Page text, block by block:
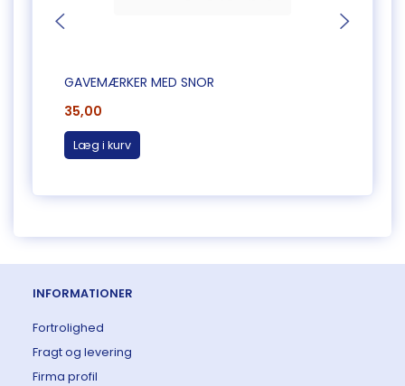
GAVEMÆRKER MED SNOR
35,00
Læg i kurv
INFORMATIONER
Fortrolighed
Fragt og levering
Firma profil